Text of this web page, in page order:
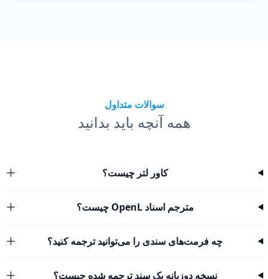
سوالات متداول
همه آنچه باید بدانید
کاور لتر چیست؟
مترجم اسناد OpenL چیست؟
چه فرمت‌های سندی را می‌توانید ترجمه کنید؟
نسخه دوزبانه یک سند ترجمه شده چیست؟